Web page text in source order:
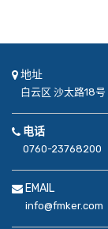
地址
白云区 沙太路18号
电话
0760-23768200
EMAIL
info@fmker.com